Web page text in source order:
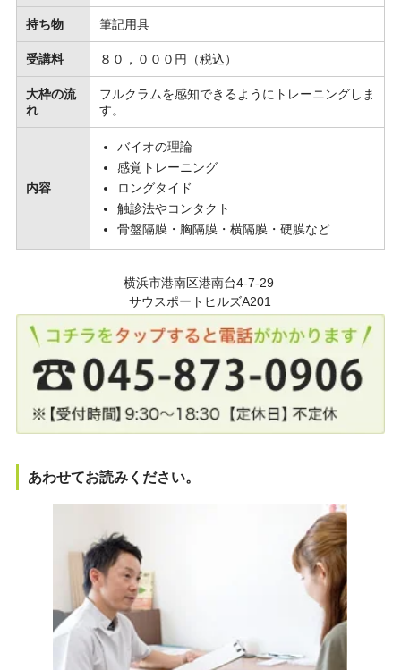
持ち物 筆記用具
受講料 ８０，０００円（税込）
大枠の流
れ
フルクラムを感知できるようにトレーニングしま
す。
内容
バイオの理論
感覚トレーニング
ロングタイド
触診法やコンタクト
骨盤隔膜・胸隔膜・横隔膜・硬膜など
横浜市港南区港南台4-7-29
サウスポートヒルズA201
あわせてお読みください。